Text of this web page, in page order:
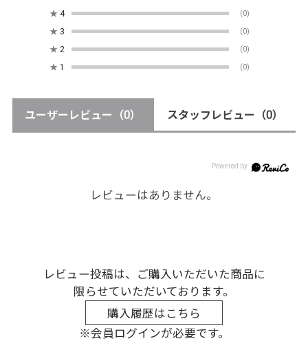
★ 4 (0)
★ 3 (0)
★ 2 (0)
★ 1 (0)
ユーザーレビュー （0） スタッフレビュー （0）
レビューはありません。
レビュー投稿は、ご購入いただいた商品に
限らせていただいております。
購入履歴はこちら
※会員ログインが必要です。